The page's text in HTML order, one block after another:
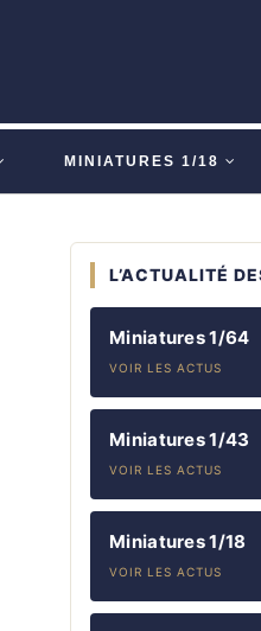
MINIATURES 1/18
L’ACTUALITÉ
Miniatures 1/64
VOIR LES ACTUS
Miniatures 1/43
VOIR LES ACTUS
Miniatures 1/18
VOIR LES ACTUS